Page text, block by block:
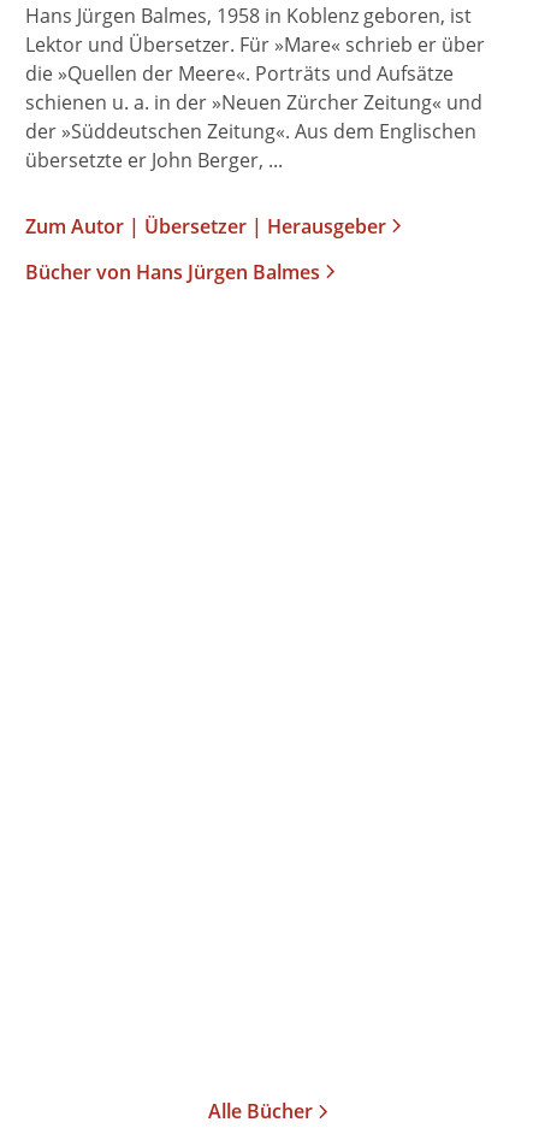
Hans Jürgen Balmes, 1958 in Koblenz geboren, ist
Lektor und Übersetzer. Für »Mare« schrieb er über
die »Quellen der Meere«. Porträts und Aufsätze
schienen u. a. in der »Neuen Zürcher Zeitung« und
der »Süddeutschen Zeitung«. Aus dem Englischen
übersetzte er John Berger, ...
Zum Autor | Übersetzer | Herausgeber
Bücher von Hans Jürgen Balmes
Alle Bücher